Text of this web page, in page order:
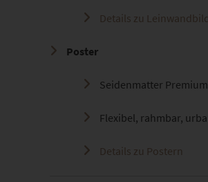
Details zu
Poster
Seidenmatter
Flexibel, rahmbar,
Details zu Postern